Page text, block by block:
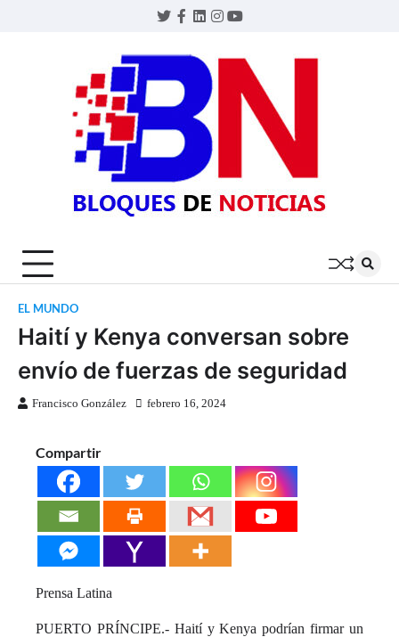
Twitter
Facebook
LinkedIn
Instagram
YouTube
EL MUNDO
Haití y Kenya conversan sobre
envío de fuerzas de seguridad
Francisco González febrero 16, 2024
Compartir
Prensa Latina
PUERTO PRÍNCIPE.- Haití y Kenya podrían firmar un